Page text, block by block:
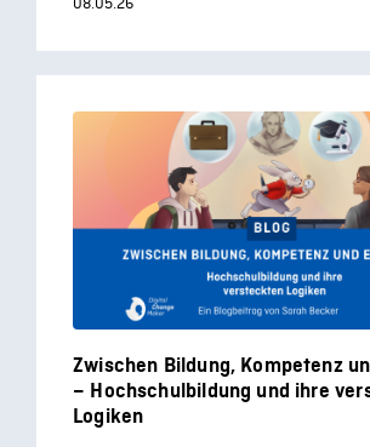
Zwischen Bildung, Kompetenz
– Hochschulbildung und ihre
Logiken